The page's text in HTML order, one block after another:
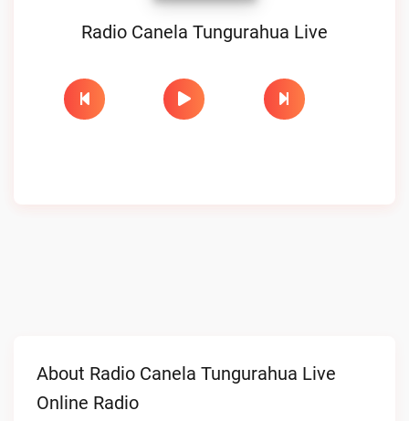
Radio Canela Tungurahua Live
About Radio Canela Tungurahua Live
Online Radio